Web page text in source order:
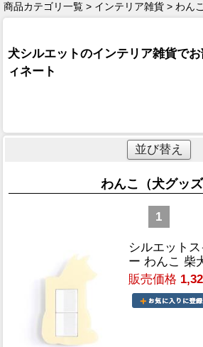
商品カテゴリ一覧 > インテリア雑貨 > わん
犬シルエットのインテリア雑貨で
ィネート
並び替え
わんこ（犬グッズ
1
シルエット
ー わんこ 柴
販売価格